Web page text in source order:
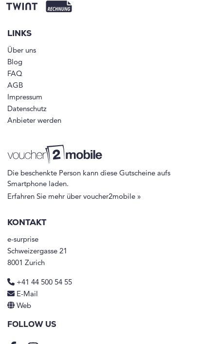
LINKS
Über uns
Blog
FAQ
AGB
Impressum
Datenschutz
Anbieter werden
Die beschenkte Person kann diese Gutscheine aufs
Smartphone laden.
Erfahren Sie mehr über voucher2mobile »
KONTAKT
e-surprise
Schweizergasse 21
8001 Zurich
+41 44 500 54 55
E-Mail
Web
FOLLOW US